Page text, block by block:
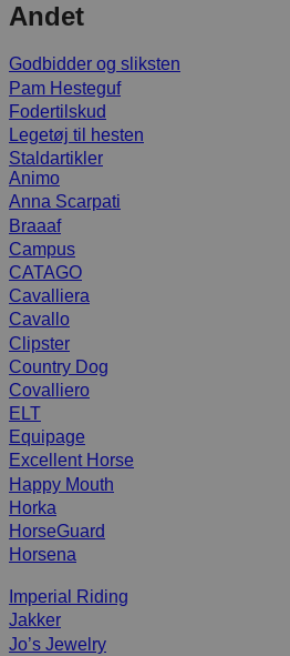
Andet
Godbidder og sliksten
Pam Hesteguf
Fodertilskud
Legetøj til hesten
Staldartikler
Animo
Anna Scarpati
Braaaf
Campus
CATAGO
Cavalliera
Cavallo
Clipster
Country Dog
Covalliero
ELT
Equipage
Excellent Horse
Happy Mouth
Horka
HorseGuard
Horsena
Imperial Riding
Jakker
Jo’s Jewelry